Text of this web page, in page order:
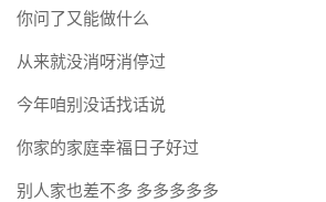
你问了又能做什么
从来就没消呀消停过
今年咱别没话找话说
你家的家庭幸福日子好过
别人家也差不多 多多多多多